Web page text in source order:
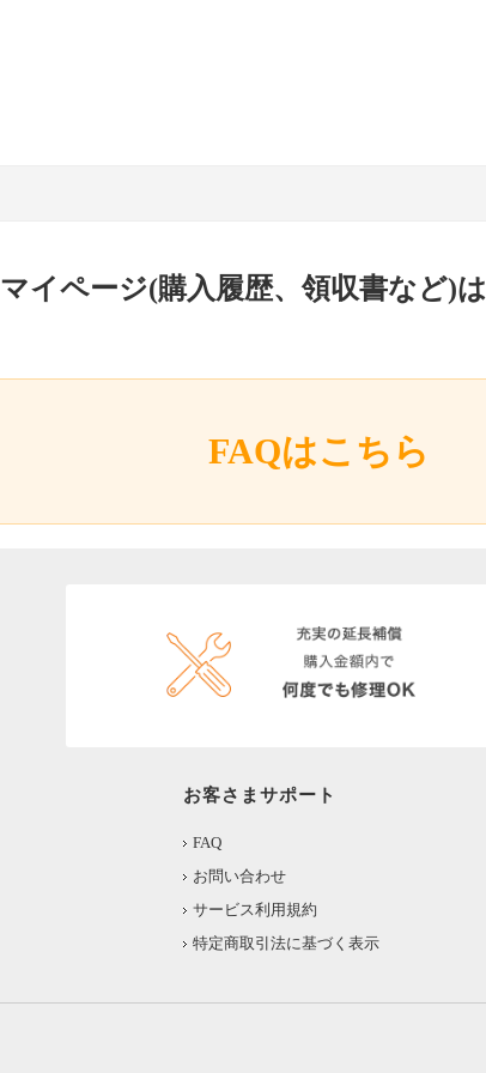
マイページ(購入履歴、領収書など)は
FAQはこちら
お客さまサポート
FAQ
お問い合わせ
サービス利用規約
特定商取引法に基づく表示